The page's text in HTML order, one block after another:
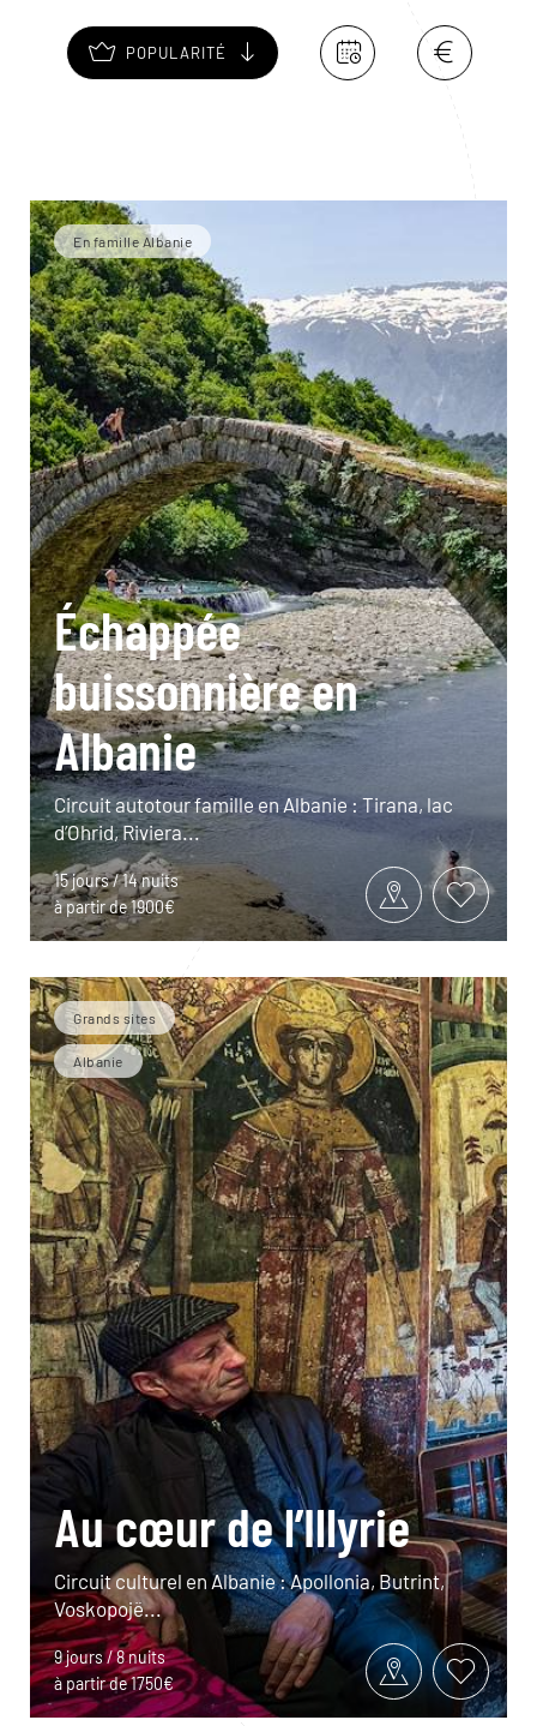
POPULARITÉ
En famille Albanie
Échappée
buissonnière en
Albanie
Circuit autotour famille en Albanie : Tirana, lac
d’Ohrid, Riviera...
15 jours / 14 nuits
à partir de 1900€
Grands sites
Albanie
Au cœur de l’Illyrie
Circuit culturel en Albanie : Apollonia, Butrint,
Voskopojë...
9 jours / 8 nuits
à partir de 1750€